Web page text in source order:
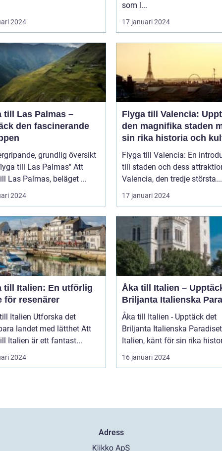
2024
som l...
17 januari 2024
till Las Palmas –
den fascinerande
grundlig översikt
till Las Palmas" Att
Las Palmas, beläget ...
2024
Flyga till Valencia:
den magnifika staden
sin rika historia och
Flyga till Valencia: En
till staden och dess
Valencia, den tredje största...
17 januari 2024
till Italien: En utförlig
för resenärer
Utforska det
landet med lätthet Att
Italien är ett fantast...
2024
Åka till Italien –
Briljanta Italienska
Åka till Italien - Upptäck det
Briljanta Italienska Paradiset
Italien, känt för sin rika
16 januari 2024
Adress